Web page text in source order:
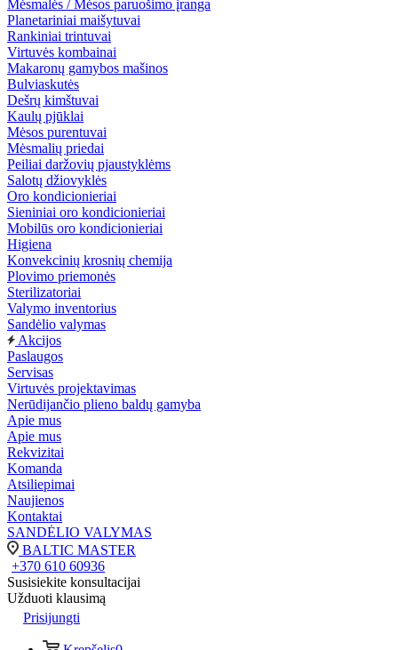
Mėsmalės / Mėsos paruošimo įranga
Planetariniai maišytuvai
Rankiniai trintuvai
Virtuvės kombainai
Makaronų gamybos mašinos
Bulviaskutės
Dešrų kimštuvai
Kaulų pjūklai
Mėsos purentuvai
Mėsmalių priedai
Peiliai daržovių pjaustyklėms
Salotų džiovyklės
Oro kondicionieriai
Sieniniai oro kondicionieriai
Mobilūs oro kondicionieriai
Higiena
Konvekcinių krosnių chemija
Plovimo priemonės
Sterilizatoriai
Valymo inventorius
Sandėlio valymas
Akcijos
Paslaugos
Servisas
Virtuvės projektavimas
Nerūdijančio plieno baldų gamyba
Apie mus
Apie mus
Rekvizitai
Komanda
Atsiliepimai
Naujienos
Kontaktai
SANDĖLIO VALYMAS
BALTIC MASTER
+370 610 60936
Susisiekite konsultacijai
Užduoti klausimą
Prisijungti